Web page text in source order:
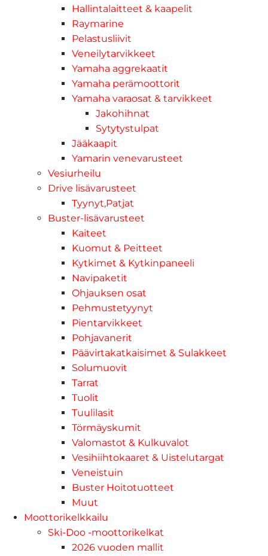
Hallintalaitteet & kaapelit
Raymarine
Pelastusliivit
Veneilytarvikkeet
Yamaha aggrekaatit
Yamaha perämoottorit
Yamaha varaosat & tarvikkeet
Jakohihnat
Sytytystulpat
Jääkaapit
Yamarin venevarusteet
Vesiurheilu
Drive lisävarusteet
Tyynyt,Patjat
Buster-lisävarusteet
Kaiteet
Kuomut & Peitteet
Kytkimet & Kytkinpaneeli
Navipaketit
Ohjauksen osat
Pehmustetyynyt
Pientarvikkeet
Pohjavanerit
Päävirtakatkaisimet & Sulakkeet
Solumuovit
Tarrat
Tuolit
Tuulilasit
Törmäyskumit
Valomastot & Kulkuvalot
Vesihiihtokaaret & Uistelutargat
Veneistuin
Buster Hoitotuotteet
Muut
Moottorikelkkailu
Ski-Doo -moottorikelkat
2026 vuoden mallit